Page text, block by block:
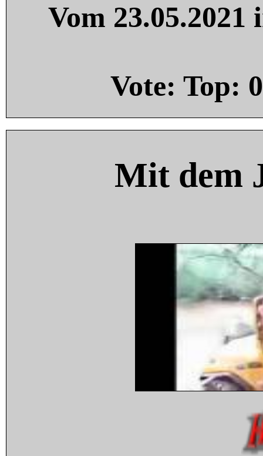
Vom
Vote: Top: 0
Mit dem